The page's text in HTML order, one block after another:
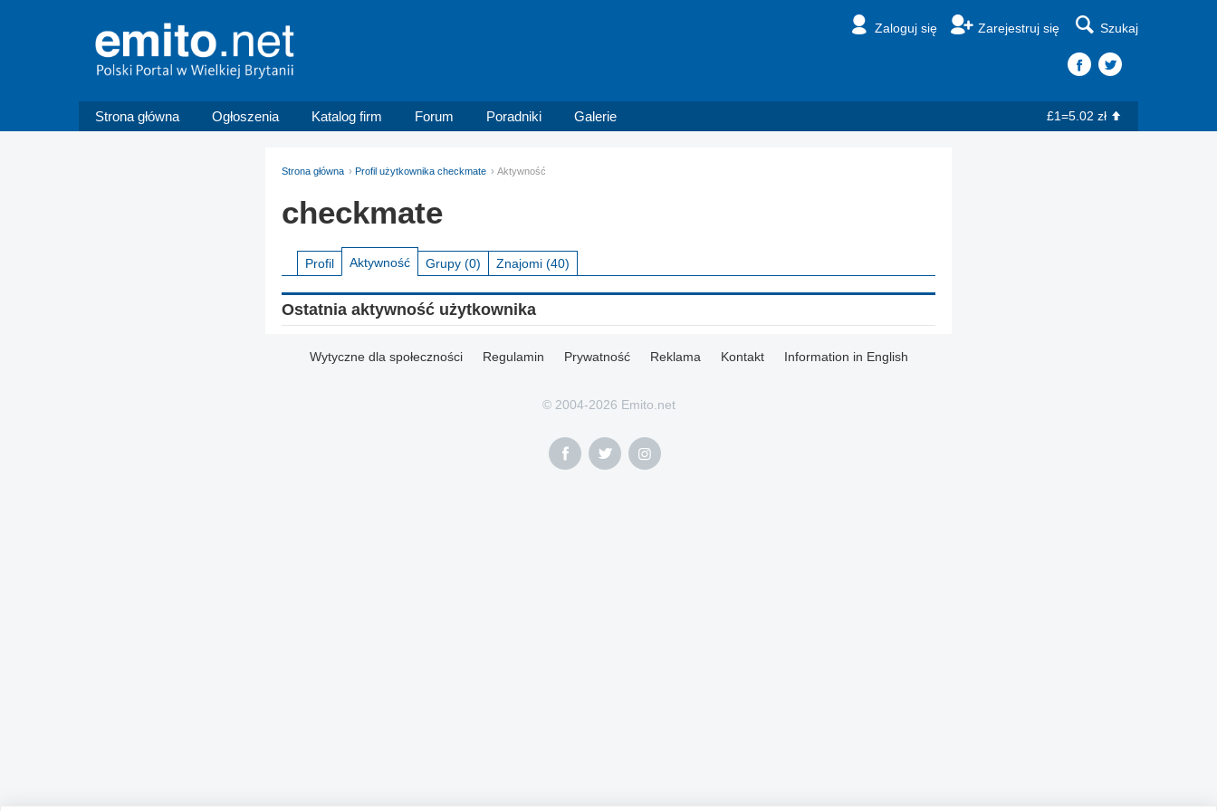
Zaloguj się Zarejestruj się Szukaj
Strona główna Ogłoszenia Katalog firm Forum Poradniki Galerie £1=5.02 zł
Strona główna Profil użytkownika checkmate Aktywność
checkmate
Profil Aktywność Grupy (0) Znajomi (40)
Ostatnia aktywność użytkownika
Wytyczne dla społeczności Regulamin Prywatność Reklama Kontakt Information in English
© 2004-2026 Emito.net